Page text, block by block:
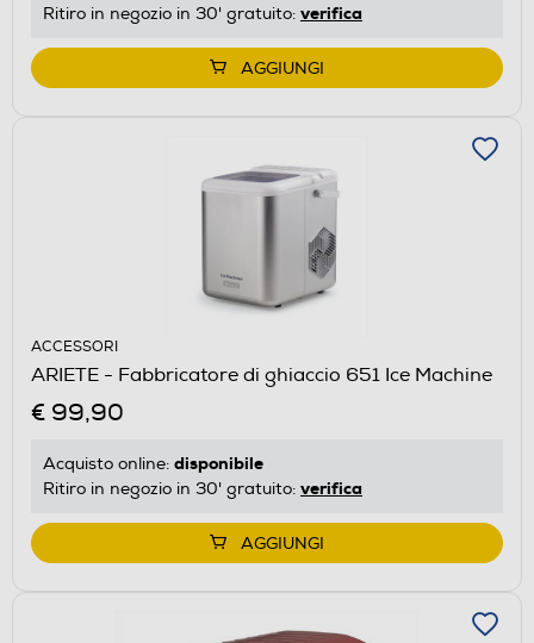
Ritiro in negozio in 30' gratuito: verifica
AGGIUNGI
ACCESSORI
ARIETE - Fabbricatore di ghiaccio 651 Ice Machine
€ 99,90
Acquisto online: disponibile
Ritiro in negozio in 30' gratuito: verifica
AGGIUNGI